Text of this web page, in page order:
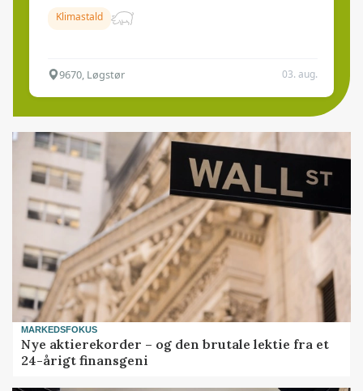
Klimastald
9670, Løgstør 03. aug.
MARKEDSFOKUS
Nye aktierekorder – og den brutale lektie fra et
24-årigt finansgeni